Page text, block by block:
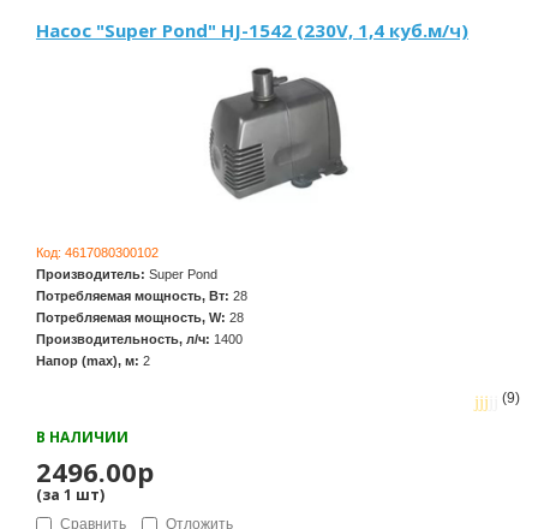
Насос "Super Pond" HJ-1542 (230V, 1,4 куб.м/ч)
Код: 4617080300102
Производитель: Super Pond
Потребляемая мощность, Вт: 28
Потребляемая мощность, W: 28
Производительность, л/ч: 1400
Напор (max), м: 2
(9)
В НАЛИЧИИ
2496.00р
(за 1 шт)
Сравнить Отложить